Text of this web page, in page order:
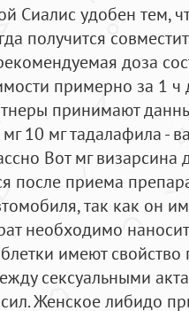
Сиалис удобен тем,
получится
доза
примерно за 1 ч
принимают
10 мг тадалафила -
Вот мг визарсина
после приема
так как он
необходимо
имеют
сексуальными
Женское либидо